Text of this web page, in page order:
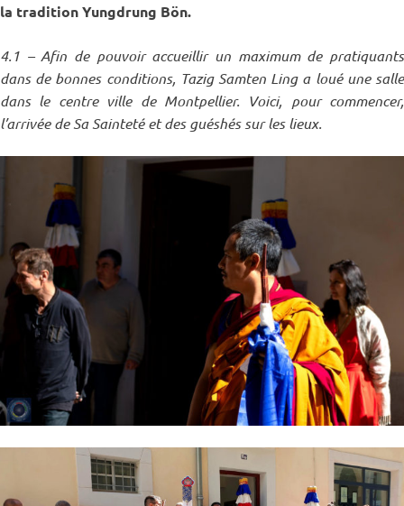
la tradition Yungdrung Bön.
4.1 – Afin de pouvoir accueillir un maximum de pratiquants
dans de bonnes conditions, Tazig Samten Ling a loué une salle
dans le centre ville de Montpellier. Voici, pour commencer,
l’arrivée de Sa Sainteté et des guéshés sur les lieux.